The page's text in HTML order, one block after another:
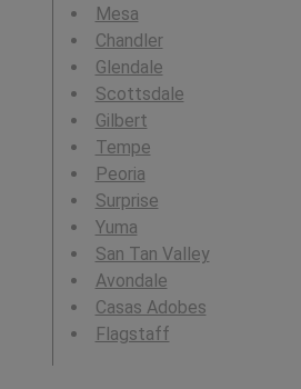
Mesa
Chandler
Glendale
Scottsdale
Gilbert
Tempe
Peoria
Surprise
Yuma
San Tan Valley
Avondale
Casas Adobes
Flagstaff